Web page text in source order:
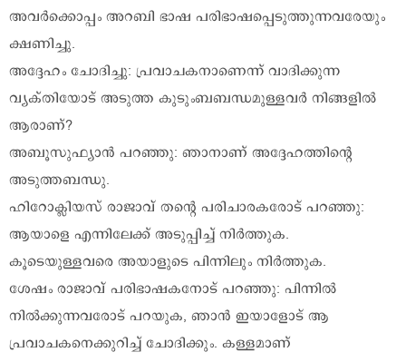
അവർക്കൊപ്പം അറബി ഭാഷ പരിഭാഷപ്പെടുത്തുന്നവരേയും
ക്ഷണിച്ചു.
അദ്ദേഹം ചോദിച്ചു: പ്രവാചകനാണെന്ന് വാദിക്കുന്ന
വ്യക്തിയോട് അടുത്ത കുടുംബബന്ധമുള്ളവർ നിങ്ങളിൽ
ആരാണ്?
അബൂസുഫ്യാൻ പറഞ്ഞു: ഞാനാണ് അദ്ദേഹത്തിന്റെ
അടുത്തബന്ധു.
ഹിറോക്ലിയസ് രാജാവ് തന്റെ പരിചാരകരോട് പറഞ്ഞു:
ആയാളെ എന്നിലേക്ക് അടുപ്പിച്ച് നിർത്തുക.
കൂടെയുള്ളവരെ അയാളുടെ പിന്നിലും നിർത്തുക.
ശേഷം രാജാവ് പരിഭാഷകനോട് പറഞ്ഞു: പിന്നിൽ
നിൽക്കുന്നവരോട് പറയുക, ഞാൻ ഇയാളോട് ആ
പ്രവാചകനെക്കുറിച്ച് ചോദിക്കും. കള്ളമാണ്